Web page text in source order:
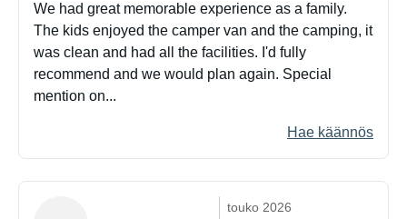
We had great memorable experience as a family.
The kids enjoyed the camper van and the camping, it
was clean and had all the facilities. I'd fully
recommend and we would plan again. Special
mention on...
Hae käännös
touko 2026